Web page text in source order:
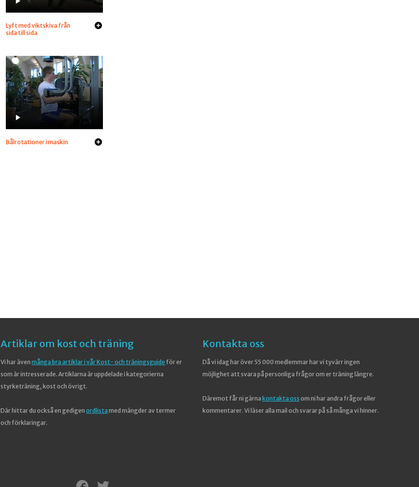
Lyft med viktskiva från
sida till sida
Bålrotationer i maskin
Artiklar om kost och träning
Vi har ävenmånga bra artiklar i vår Kost- och träningsguideför er
som är intresserade. Artiklarna är uppdelade i kategorierna
styrketräning, kost och övrigt.
Där hittar du också en gedigenordlista med mängder av termer
och förklaringar.
Kontakta oss
Då vi idag har över 55 000 medlemmar har vi tyvärr ingen
möjlighet att svara på personliga frågor om er träning längre.
Däremot får ni gärna kontakta oss om ni har andra frågor eller
kommentarer. Vi läser alla mail och svarar på så många vi hinner.